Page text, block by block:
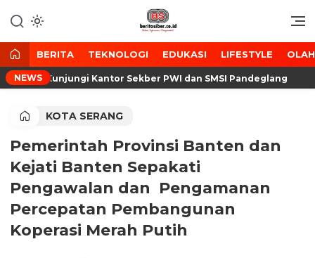
ke
konten
BeritaSiber.co.id
Media Tanggap Dan Akurat
BERITA TEKNOLOGI EDUKASI LIFESTYLE
NEWS
Kunjungi Kantor Sekber PWI dan SMSI Pandeglang
KOTA SERANG
‎Pemerintah Provinsi Banten dan
Kejati Banten Sepakati
Pengawalan dan Pengamanan
Percepatan Pembangunan
Koperasi Merah Putih